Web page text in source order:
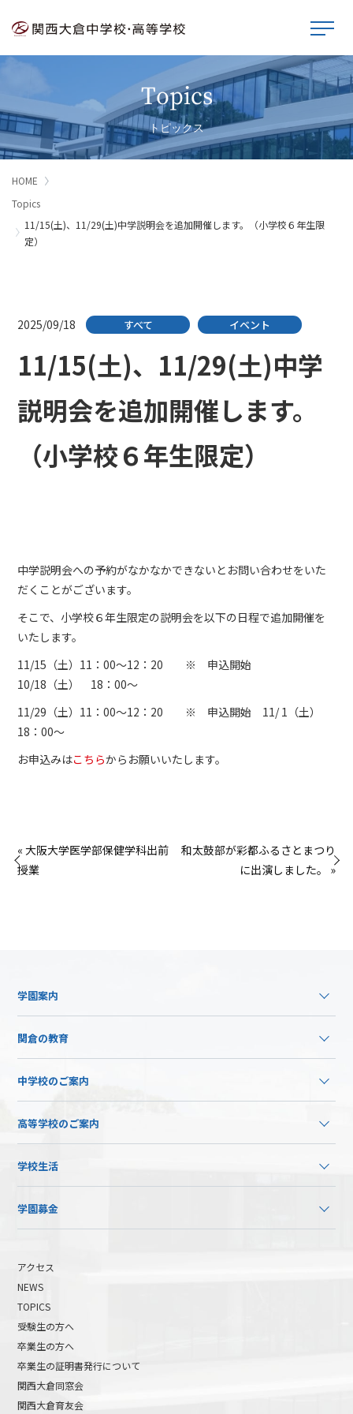
Topics
トピックス
HOME
Topics
11/15(土)、11/29(土)中学説明会を追加開催します。（小学校６年生限
定）
2025/09/18 すべて イベント
11/15(土)、11/29(土)中学
説明会を追加開催します。
（小学校６年生限定）
中学説明会への予約がなかなかできないとお問い合わせをいた
だくことがございます。
そこで、小学校６年生限定の説明会を以下の日程で追加開催を
いたします。
11/15（土）11：00～12：20 ※ 申込開始
10/18（土） 18：00～
11/29（土）11：00～12：20 ※ 申込開始 11/ 1（土）
18：00～
お申込みはこちらからお願いいたします。
« 大阪大学医学部保健学科出前
授業
和太鼓部が彩都ふるさとまつり
に出演しました。 »
学園案内
関倉の教育
中学校のご案内
高等学校のご案内
学校生活
学園募金
アクセス
NEWS
TOPICS
受験生の方へ
卒業生の方へ
卒業生の証明書発行について
関西大倉同窓会
関西大倉育友会